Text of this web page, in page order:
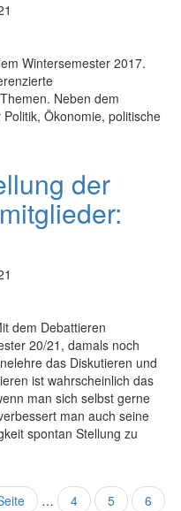
Wintersemester 2017.
Neben dem
Ökonomie, politische
der
dem Debattieren
20/21, damals noch
das Diskutieren und
ist wahrscheinlich das
man sich selbst gerne
man auch seine
spontan Stellung zu
… Seite
4 Seite
5 Seite
6